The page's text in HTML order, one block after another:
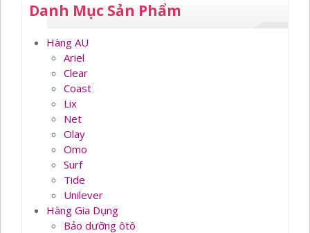
Danh Mục Sản Phẩm
Hàng AU
Ariel
Clear
Coast
Lix
Net
Olay
Omo
Surf
Tide
Unilever
Hàng Gia Dụng
Bảo dưỡng ôtô